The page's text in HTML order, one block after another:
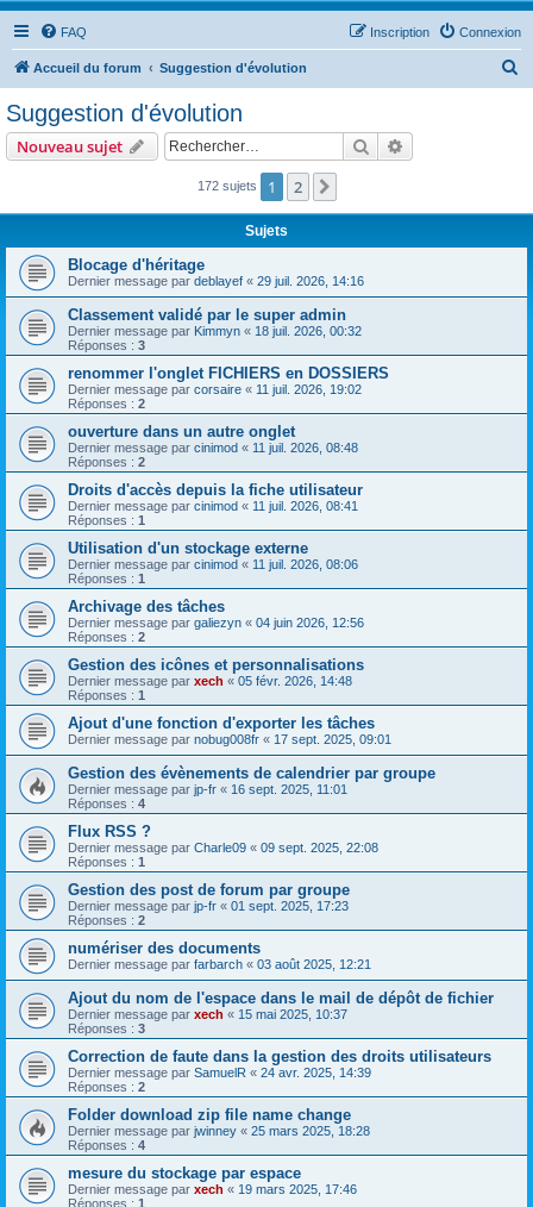
FAQ Connexion
Inscription
Accueil du forum Suggestion d'évolution
e
Suggestion d'évolution
Nouveau sujet Rechercher
172 sujets 1 2
Sujets
Blocage d'héritage
Dernier message par deblayef « 29 juil. 2026, 14:16
Classement validé par le super admin
Dernier message par Kimmyn « 18 juil. 2026, 00:32
Réponses : 3
renommer l'onglet FICHIERS en DOSSIERS
Dernier message par corsaire « 11 juil. 2026, 19:02
Réponses : 2
ouverture dans un autre onglet
Dernier message par cinimod « 11 juil. 2026, 08:48
Réponses : 2
Droits d'accès depuis la fiche utilisateur
Dernier message par cinimod « 11 juil. 2026, 08:41
Réponses : 1
Utilisation d'un stockage externe
Dernier message par cinimod « 11 juil. 2026, 08:06
Réponses : 1
Archivage des tâches
Dernier message par galiezyn « 04 juin 2026, 12:56
Réponses : 2
Gestion des icônes et personnalisations
Dernier message par xech « 05 févr. 2026, 14:48
Réponses : 1
Ajout d'une fonction d'exporter les tâches
Dernier message par nobug008fr « 17 sept. 2025, 09:01
Gestion des évènements de calendrier par groupe
Dernier message par jp-fr « 16 sept. 2025, 11:01
Réponses : 4
Flux RSS ?
Dernier message par Charle09 « 09 sept. 2025, 22:08
Réponses : 1
Gestion des post de forum par groupe
Dernier message par jp-fr « 01 sept. 2025, 17:23
Réponses : 2
numériser des documents
Dernier message par farbarch « 03 août 2025, 12:21
Ajout du nom de l'espace dans le mail de dépôt de fichier
Dernier message par xech « 15 mai 2025, 10:37
Réponses : 3
Correction de faute dans la gestion des droits utilisateurs
Dernier message par SamuelR « 24 avr. 2025, 14:39
Réponses : 2
Folder download zip file name change
Dernier message par jwinney « 25 mars 2025, 18:28
Réponses : 4
mesure du stockage par espace
Dernier message par xech « 19 mars 2025, 17:46
Réponses : 1